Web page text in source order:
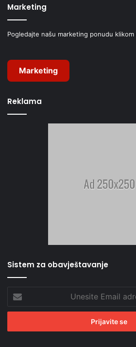
Marketing
Pogledajte našu marketing ponudu
Marketing
Reklama
Sistem za obavještavanje
Email
adresu